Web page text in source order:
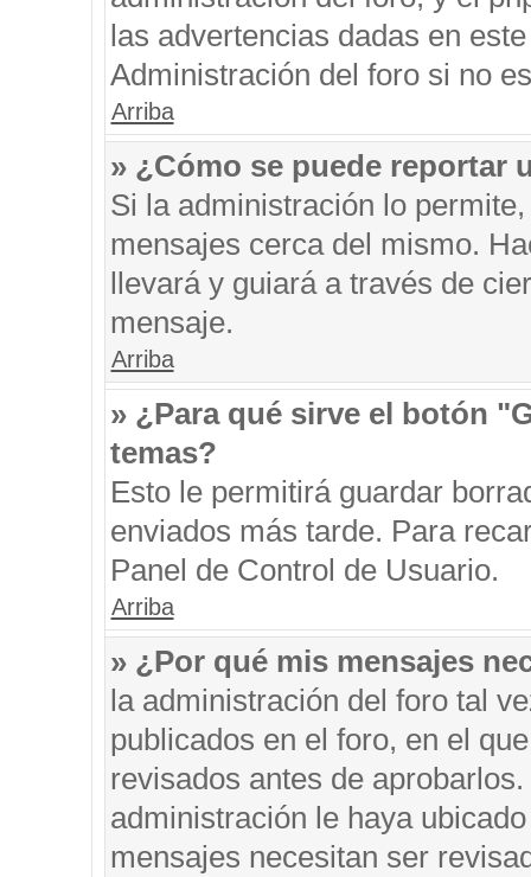
las advertencias dadas en
Administración del foro si no
Arriba
» ¿Cómo se puede reportar
Si la administración lo
mensajes cerca del mismo.
llevará y guiará a través de
mensaje.
Arriba
» ¿Para qué sirve el botón
temas?
Esto le permitirá guardar
enviados más tarde. Para
Panel de Control de Usuario.
Arriba
» ¿Por qué mis mensajes
la administración del foro tal
publicados en el foro, en el
revisados antes de
administración le haya
mensajes necesitan ser